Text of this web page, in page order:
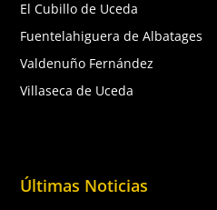
El Cubillo de Uceda
Fuentelahiguera de Albatages
Valdenuño Fernández
Villaseca de Uceda
Últimas Noticias